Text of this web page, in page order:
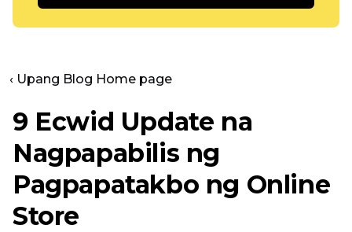
‹ Upang Blog Home page
9 Ecwid Update na
Nagpapabilis ng
Pagpapatakbo ng Online
Store